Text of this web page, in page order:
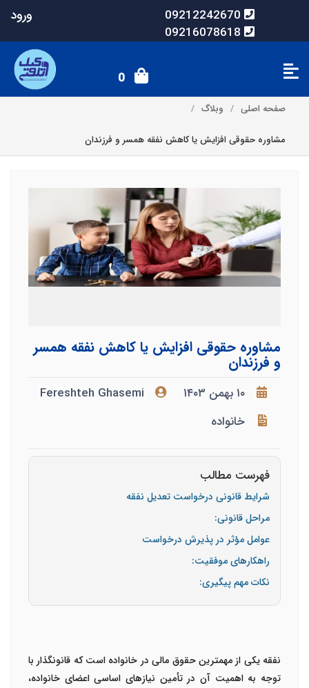
09212242670
09216078618
ورود
0
صفحه اصلی وبلاگ
مشاوره حقوقی افزایش یا کاهش نفقه همسر و فرزندان
مشاوره حقوقی افزایش یا کاهش نفقه همسر
و فرزندان
۱۰ بهمن ۱۴۰۳
Fereshteh Ghasemi
خانواده
فهرست مطالب
شرایط قانونی درخواست تعدیل نفقه
مراحل قانونی:
عوامل مؤثر در پذیرش درخواست
راهکارهای موفقیت:
نکات مهم پیگیری:
نفقه یکی از مهمترین حقوق مالی در خانواده است که قانونگذار با
توجه به اهمیت آن در تأمین نیازهای اساسی اعضای خانواده،